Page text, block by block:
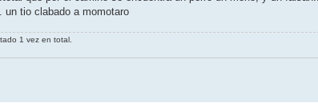
un tio clabado a momotaro
1 vez en total.